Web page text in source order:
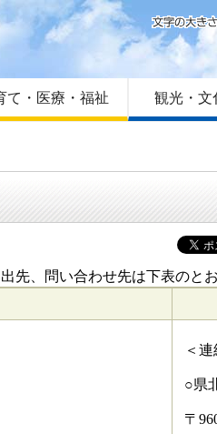
めての方へ
language
マップ
て・医療・福祉 観光・文
先、問い合わせ先は下表のと
＜連
○県
〒